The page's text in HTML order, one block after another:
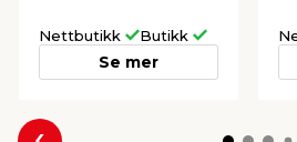
Nettbutikk Butikk
Se mer